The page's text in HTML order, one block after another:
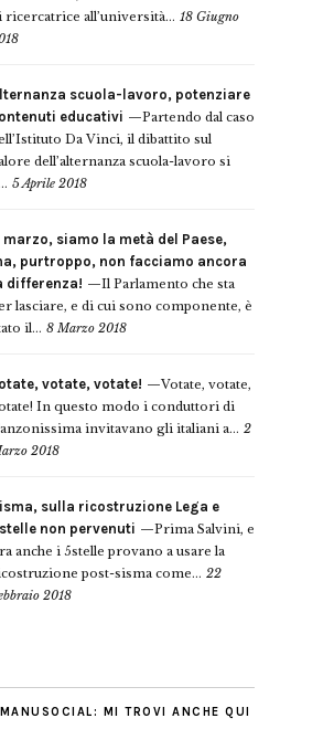
ricercatrice all’università... 18 Giugno
scuola-lavoro, potenziare
educativi
Partendo dal caso
Da Vinci, il dibattito sul
dell’alternanza scuola-lavoro si
5 Aprile 2018
marzo, siamo la metà del Paese,
purtroppo, non facciamo ancora
differenza!
Il Parlamento che sta
lasciare, e di cui sono componente, è
il... 8 Marzo 2018
votate, votate!
Votate, votate,
In questo modo i conduttori di
invitavano gli italiani a... 2
2018
sulla ricostruzione Lega e
non pervenuti
Prima Salvini, e
anche i 5stelle provano a usare la
post-sisma come... 22
2018
MI TROVI ANCHE QUI